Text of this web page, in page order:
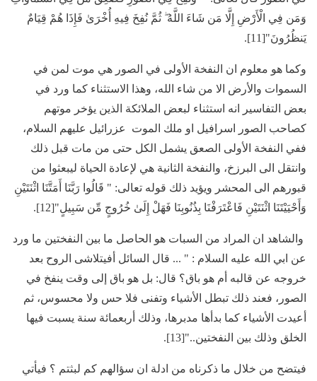
وَمَن فِي الْأَرْضِ إِلَّا مَن شَاءَ اللَّهُ ۖ ثُمَّ نُفِخَ فِيهِ أُخْرَىٰ فَإِذَا هُمْ قِيَامٌ
يَنظُرُونَ"[11].
وكما هو معلوم ان النفخة الأولى في الصور هي موت لمن في
السموات والأرض الا من شاء الله، وهذا الاستثناء كما ورد في
بعض التفاسير انه استثناء لبعض الملائكة الذين يؤخر موتهم
كصاحب الصور اسرافيل او ملك الموت عزرائيل عليهم السلام،
ففي النفخة الأولى الصعق يشمل الكل حتى من مات قبل ذلك
وانتقل الى البرزخ، والنفخة الثانية هي لإعادة الحياة ليبعثوا من
قبورهم الى المحشر ويؤيد ذلك قوله تعالى: " قَالُوا رَبَّنَا أَمَتَّنَا اثْنَتَيْنِ
وَأَحْيَيْتَنَا اثْنَتَيْنِ فَاعْتَرَفْنَا بِذُنُوبِنَا فَهَلْ إِلَىٰ خُرُوجٍ مِّن سَبِيلٍ"[12].
والشاهد ان المراد من السبات هو الحاصل ما بين النفختين ما ورد
عن ابي الله عليه السلام : " ... قال السائل أفيتلاشى الروح بعد
خروجه عن قالبه أم هو باق؟ قال: بل هو باق إلى وقت ينفخ في
الصور، فعند ذلك تبطل الأشياء وتفنى فلا حس ولا محسوس، ثم
أعيدت الأشياء كما بدأها مدبرها، وذلك أربعمائة سنة يسبت فيها
الخلق وذلك بين النفختين.."[13].
فيتضح من خلال ما ذكرناه من ادلة ان سؤالهم كم لبثتم ؟ فيأتي